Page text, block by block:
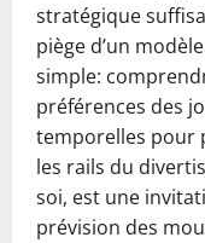
stratégique
piège d’un
simple:
préférences des
temporelles pour
les rails du
soi, est une
prévision des